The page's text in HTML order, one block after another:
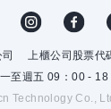
上櫃公司股票代
至週五 09：00 - 18
Technology Co.,